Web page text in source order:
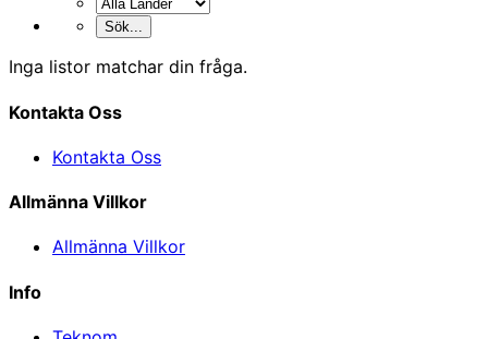
Inga listor matchar din fråga.
Kontakta Oss
Kontakta Oss
Allmänna Villkor
Allmänna Villkor
Info